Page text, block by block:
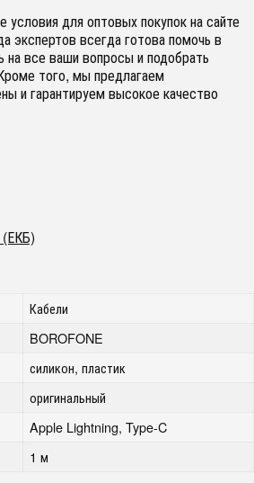
для оптовых покупок на сайте
экспертов всегда готова помочь в
на все ваши вопросы и подобрать
того, мы предлагаем
и гарантируем высокое качество
(ЕКБ)
Кабели
BOROFONE
силикон, пластик
оригинальный
Apple Lightning, Type-C
1 м